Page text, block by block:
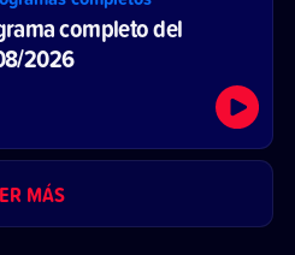
completo del
2026
MÁS